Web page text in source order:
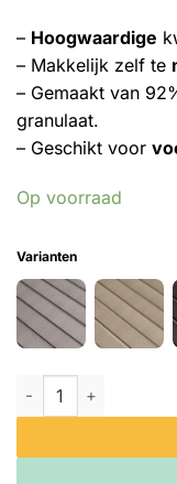
– Hoogwaardige
– Makkelijk zelf te
– Gemaakt van
granulaat.
– Geschikt voor
Op voorraad
Varianten
Lamelio 3D